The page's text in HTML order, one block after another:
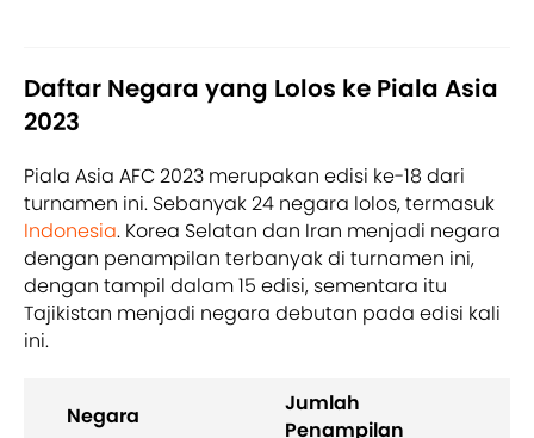
Daftar Negara yang Lolos ke Piala Asia
2023
Piala Asia AFC 2023 merupakan edisi ke-18 dari
turnamen ini. Sebanyak 24 negara lolos, termasuk
Indonesia. Korea Selatan dan Iran menjadi negara
dengan penampilan terbanyak di turnamen ini,
dengan tampil dalam 15 edisi, sementara itu
Tajikistan menjadi negara debutan pada edisi kali
ini.
Negara
Jumlah
Penampilan